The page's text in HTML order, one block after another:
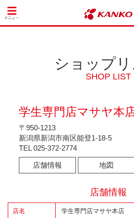
ショップリ
SHOP LIST
学生専門店マサヤ本
〒950-1213
新潟県新潟市南区能登1-18-5
TEL025-372-2774
店舗情報 地図
店舗情報
店名 学生専門店マサヤ本店